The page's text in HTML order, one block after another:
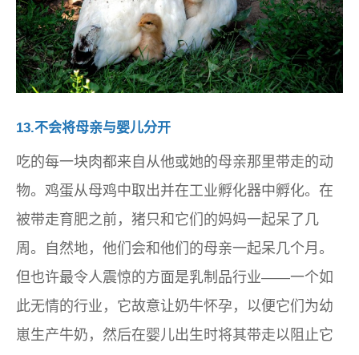
13.不会将母亲与婴儿分开
吃的每一块肉都来自从他或她的母亲那里带走的动
物。鸡蛋从母鸡中取出并在工业孵化器中孵化。在
被带走育肥之前，猪只和它们的妈妈一起呆了几
周。自然地，他们会和他们的母亲一起呆几个月。
但也许最令人震惊的方面是乳制品行业——一个如
此无情的行业，它故意让奶牛怀孕，以便它们为幼
崽生产牛奶，然后在婴儿出生时将其带走以阻止它